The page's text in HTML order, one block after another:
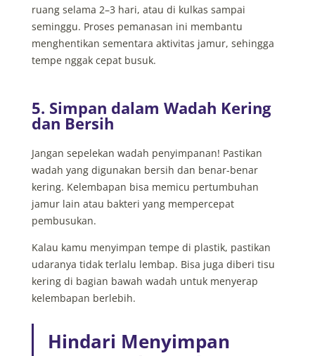
ruang selama 2–3 hari, atau di kulkas sampai
seminggu. Proses pemanasan ini membantu
menghentikan sementara aktivitas jamur, sehingga
tempe nggak cepat busuk.
5. Simpan dalam Wadah Kering
dan Bersih
Jangan sepelekan wadah penyimpanan! Pastikan
wadah yang digunakan bersih dan benar-benar
kering. Kelembapan bisa memicu pertumbuhan
jamur lain atau bakteri yang mempercepat
pembusukan.
Kalau kamu menyimpan tempe di plastik, pastikan
udaranya tidak terlalu lembap. Bisa juga diberi tisu
kering di bagian bawah wadah untuk menyerap
kelembapan berlebih.
Hindari Menyimpan